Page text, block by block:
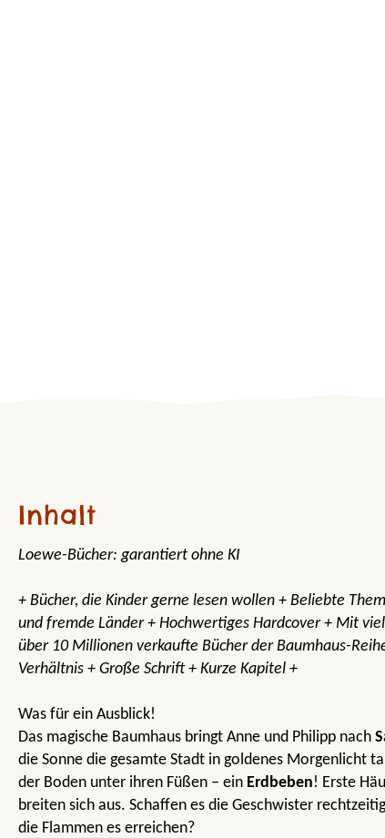
Inhalt
Loewe-Bücher: garantiert ohne KI
+ Bücher, die Kinder gerne lesen wollen + Beliebte
und fremde Länder + Hochwertiges Hardcover + Mit
über 10 Millionen verkaufte Bücher der Baumhaus-
Verhältnis + Große Schrift + Kurze Kapitel +
Was für ein Ausblick!
Das magische Baumhaus bringt Anne und Philipp nach
die Sonne die gesamte Stadt in goldenes Morgenlicht
der Boden unter ihren Füßen – ein Erdbeben! Erste
breiten sich aus. Schaffen es die Geschwister
die Flammen es erreichen?